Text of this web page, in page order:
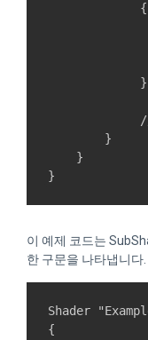
             {
        }
    }
이 예제 코드는
한 구문을 나타냅니다.
Shader
{